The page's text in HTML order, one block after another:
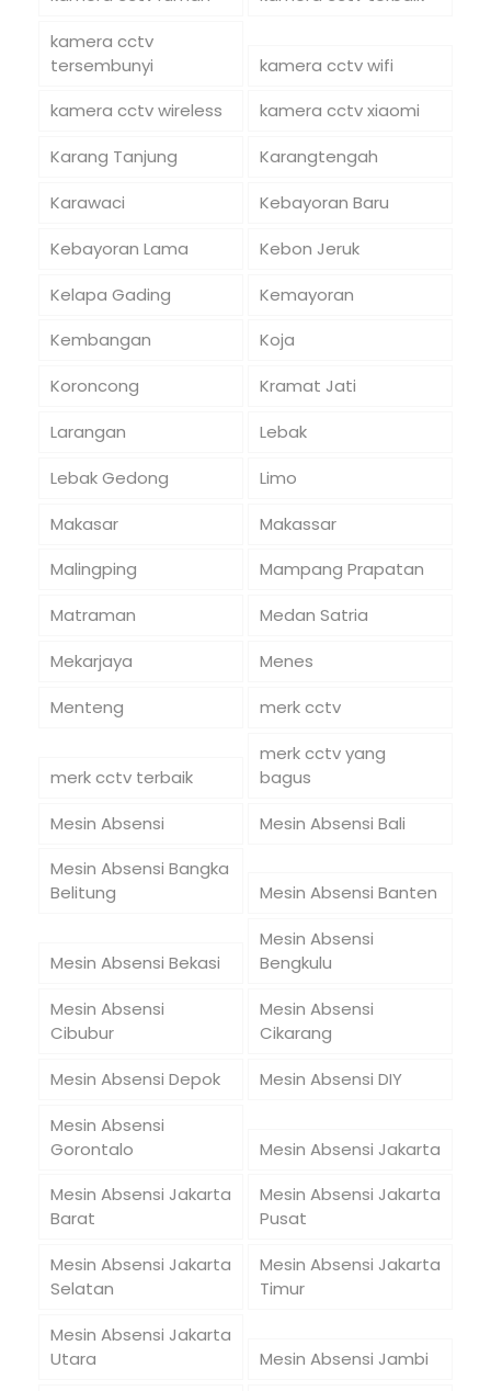
kamera cctv
tersembunyi
kamera cctv wifi
kamera cctv wireless
kamera cctv xiaomi
Karang Tanjung
Karangtengah
Karawaci
Kebayoran Baru
Kebayoran Lama
Kebon Jeruk
Kelapa Gading
Kemayoran
Kembangan
Koja
Koroncong
Kramat Jati
Larangan
Lebak
Lebak Gedong
Limo
Makasar
Makassar
Malingping
Mampang Prapatan
Matraman
Medan Satria
Mekarjaya
Menes
Menteng
merk cctv
merk cctv terbaik
merk cctv yang
bagus
Mesin Absensi
Mesin Absensi Bali
Mesin Absensi Bangka
Belitung
Mesin Absensi Banten
Mesin Absensi Bekasi
Mesin Absensi
Bengkulu
Mesin Absensi
Cibubur
Mesin Absensi
Cikarang
Mesin Absensi Depok
Mesin Absensi DIY
Mesin Absensi
Gorontalo
Mesin Absensi Jakarta
Mesin Absensi Jakarta
Barat
Mesin Absensi Jakarta
Pusat
Mesin Absensi Jakarta
Selatan
Mesin Absensi Jakarta
Timur
Mesin Absensi Jakarta
Utara
Mesin Absensi Jambi